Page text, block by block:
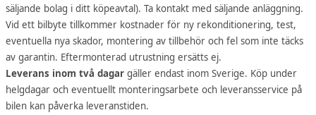
säljande bolag i ditt köpeavtal). Ta kontakt med säljande anläggning.
Vid ett bilbyte tillkommer kostnader för ny rekonditionering, test,
eventuella nya skador, montering av tillbehör och fel som inte täcks
av garantin. Eftermonterad utrustning ersätts ej.
Leverans inom två dagar gäller endast inom Sverige. Köp under
helgdagar och eventuellt monteringsarbete och leveransservice på
bilen kan påverka leveranstiden.